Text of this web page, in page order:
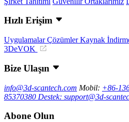
Hızlı Erişim
UygulamalarÇözümlerKaynak
3DeVOK
Bize Ulaşın
info@3d-scantech.com Mobil: +86-
85370380 Destek: support@3d-
Abone Olun